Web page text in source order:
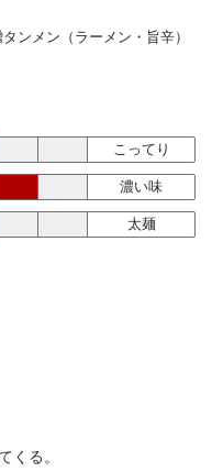
ンメン（ラーメン・旨辛）
こってり
濃い味
太麺
くる。